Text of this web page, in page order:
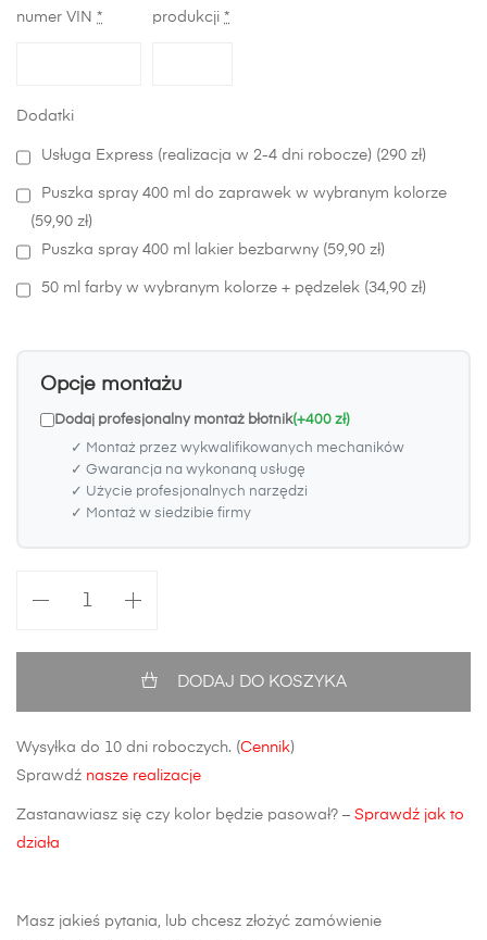
numer VIN *
produkcji *
Dodatki
Usługa Express (realizacja w 2-4 dni robocze) (290 zł)
Puszka spray 400 ml do zaprawek w wybranym kolorze
(59,90 zł)
Puszka spray 400 ml lakier bezbarwny (59,90 zł)
50 ml farby w wybranym kolorze + pędzelek (34,90 zł)
Opcje montażu
Dodaj profesjonalny montaż błotnik(+400 zł)
✓ Montaż przez wykwalifikowanych mechaników
✓ Gwarancja na wykonaną usługę
✓ Użycie profesjonalnych narzędzi
✓ Montaż w siedzibie firmy
DODAJ DO KOSZYKA
Wysyłka do 10 dni roboczych. (Cennik)
Sprawdź nasze realizacje
Zastanawiasz się czy kolor będzie pasował? – Sprawdź jak to
działa
Masz jakieś pytania, lub chcesz złożyć zamówienie